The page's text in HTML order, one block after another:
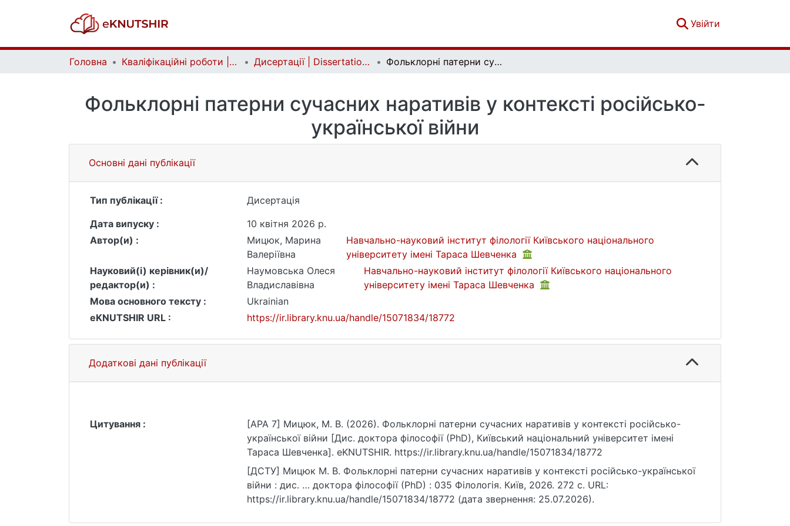
Увійти
Головна Кваліфікаційні роботи | Qualifying works Дисертації | Dissertations Фольклорні патерни сучасних наративів у контексті російсько-української війни
Фольклорні патерни сучасних наративів у контексті російсько-
української війни
Основні дані публікації
Тип публікації :
Дисертація
Дата випуску :
10 квітня 2026 р.
Автор(и) :
Мицюк, Марина
Валеріївна
Навчально-науковий інститут філології Київського національного
університету імені Тараса Шевченка
Науковий(і) керівник(и)/
редактор(и) :
Наумовська Олеся
Владиславівна
Навчально-науковий інститут філології Київського національного
університету імені Тараса Шевченка
Мова основного тексту :
Ukrainian
eKNUTSHIR URL :
https://ir.library.knu.ua/handle/15071834/18772
Додаткові дані публікації
Цитування :
[APA 7] Мицюк, М. В. (2026). Фольклорні патерни сучасних наративів у контексті російсько-
української війни [Дис. доктора філософії (PhD), Київський національний університет імені
Тараса Шевченка]. eKNUTSHIR. https://ir.library.knu.ua/handle/15071834/18772
[ДСТУ] Мицюк М. В. Фольклорні патерни сучасних наративів у контексті російсько-української
війни : дис. … доктора філософії (PhD) : 035 Філологія. Київ, 2026. 272 с. URL:
https://ir.library.knu.ua/handle/15071834/18772 (дата звернення: 25.07.2026).